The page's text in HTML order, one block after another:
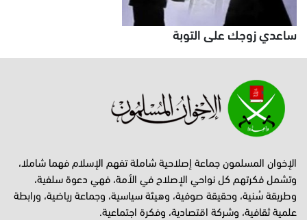
ساعدي زوجك على التوبة
الإخوان المسلمون جماعة إصلاحية شاملة تفهم الإسلام فهما شاملا،
وتشمل فكرتهم كل نواحي الإصلاح في الأمة، فهي دعوة سلفية،
وطريقة سُنية، وحقيقة صوفية، وهيئة سياسية، وجماعة رياضية، ورابطة
علمية ثقافية، وشركة اقتصادية، وفكرة اجتماعية.